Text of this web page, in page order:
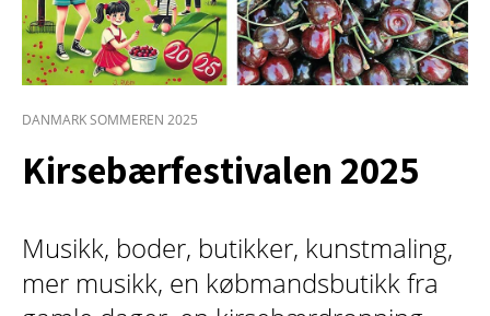
DANMARK SOMMEREN 2025
Kirsebærfestivalen 2025
Musikk, boder, butikker, kunstmaling,
mer musikk, en købmandsbutikk fra